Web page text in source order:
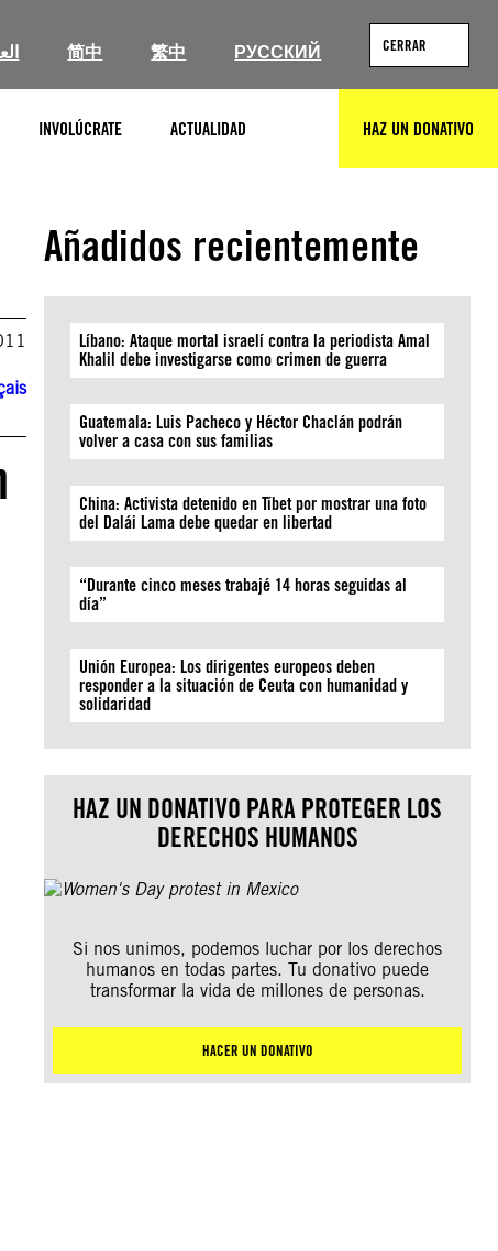
简中 繁中 РУССКИЙ CERRAR
INVOLÚCRATE ACTUALIDAD HAZ UN DONATIVO
Añadidos recientemente
Líbano: Ataque mortal israelí contra la periodista Amal
Khalil debe investigarse como crimen de guerra
Guatemala: Luis Pacheco y Héctor Chaclán podrán
volver a casa con sus familias
China: Activista detenido en Tíbet por mostrar una foto
del Dalái Lama debe quedar en libertad
“Durante cinco meses trabajé 14 horas seguidas al
día”
Unión Europea: Los dirigentes europeos deben
responder a la situación de Ceuta con humanidad y
solidaridad
HAZ UN DONATIVO PARA PROTEGER LOS
DERECHOS HUMANOS
Si nos unimos, podemos luchar por los derechos
humanos en todas partes. Tu donativo puede
transformar la vida de millones de personas.
HACER UN DONATIVO